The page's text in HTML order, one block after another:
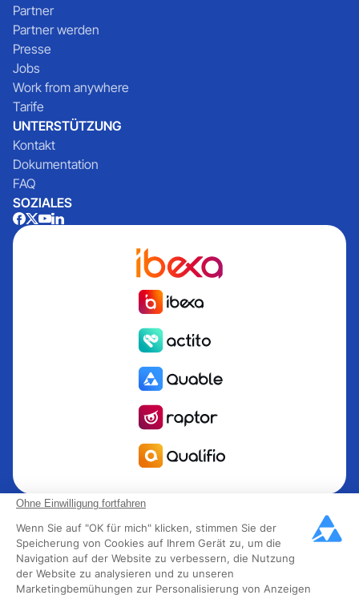
Ohne Einwilligung fortfahren
Wenn Sie auf "OK für mich" klicken, stimmen Sie der
Speicherung von Cookies auf Ihrem Gerät zu, um die
Navigation auf der Website zu verbessern, die Nutzung
der Website zu analysieren und zu unseren
Marketingbemühungen zur Personalisierung von Anzeigen
Partner
Partner werden
Presse
Jobs
Work from anywhere
Tarife
UNTERSTÜTZUNG
Kontakt
Dokumentation
FAQ
SOZIALES
Quable ist die PIM für das Informationsmanagement Produkt
PIM für Marken und Hersteller, die nach Wachstum streben.
Groupe Rocher, Mitsubishi Electric, Escada, Berluti, Delsey,
North Sails, Liberated Brands, MCO Regent und mehr als
300 führende Marken in 85 Ländern haben sich für Quable